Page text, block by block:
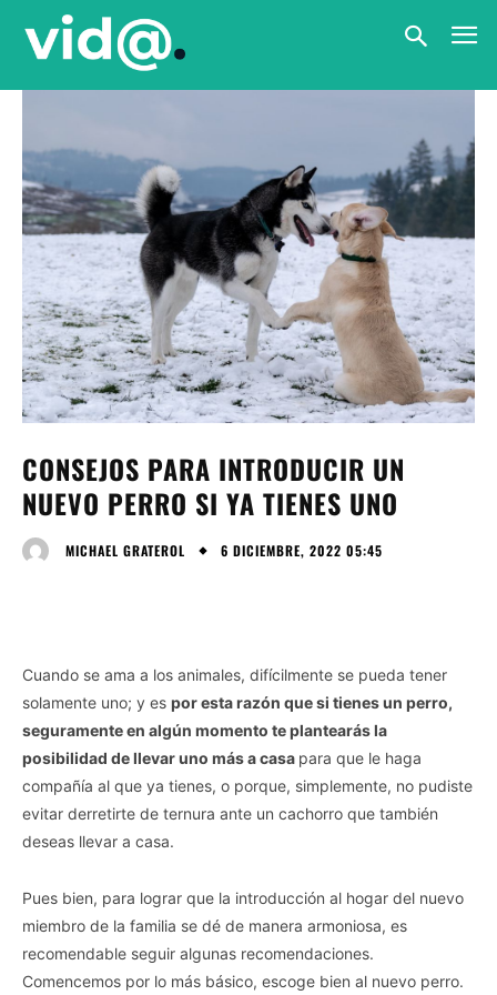
CONSEJOS PARA INTRODUCIR UN
NUEVO PERRO SI YA TIENES UNO
MICHAEL GRATEROL 6 DICIEMBRE, 2022 05:45
Cuando se ama a los animales, difícilmente se pueda tener
solamente uno; y es por esta razón que si tienes un perro,
seguramente en algún momento te plantearás la
posibilidad de llevar uno más a casa para que le haga
compañía al que ya tienes, o porque, simplemente, no pudiste
evitar derretirte de ternura ante un cachorro que también
deseas llevar a casa.
Pues bien, para lograr que la introducción al hogar del nuevo
miembro de la familia se dé de manera armoniosa, es
recomendable seguir algunas recomendaciones.
Comencemos por lo más básico, escoge bien al nuevo perro.